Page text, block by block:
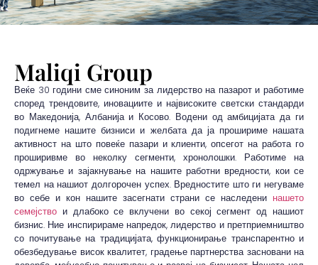
Maliqi Group
Веќе 30 години сме синоним за лидерство на пазарот и работиме
според трендовите, иновациите и највисоките светски стандарди
во Македонија, Албанија и Косово. Водени од амбицијата да ги
подигнеме нашите бизниси и желбата да ја прошириме нашата
активност на што повеќе пазари и клиенти, опсегот на работа го
проширивме во неколку сегменти, хронолошки. Работиме на
одржување и зајакнување на нашите работни вредности, кои се
темел на нашиот долгорочен успех. Вредностите што ги негуваме
во себе и кон нашите засегнати страни се наследени нашето
семејство и длабоко се вклучени во секој сегмент од нашиот
бизнис. Ние инспирираме напредок, лидерство и претприемништво
со почитување на традицијата, функционирање транспарентно и
обезбедување висок квалитет, градење партнерства засновани на